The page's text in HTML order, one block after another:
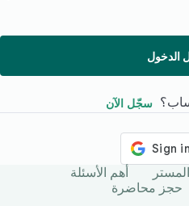
الدخول
سجّل الآن
أهم الأسئلة
حجز محاضرة